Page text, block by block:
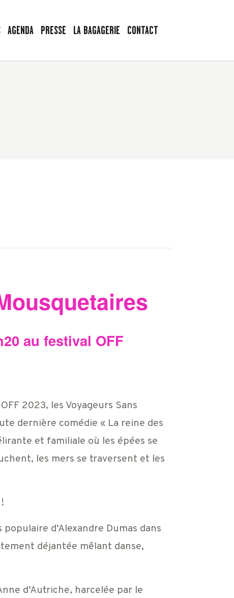
AGENDA PRESSE LA BAGAGERIE CONTACT
au festival OFF
2023, les Voyageurs Sans
dernière comédie « La reine des
et familiale où les épées se
les mers se traversent et les
d’Alexandre Dumas dans
déjantée mêlant danse,
d’Autriche, harcelée par le